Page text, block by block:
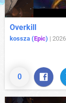
0
Overkill
kossza (Epic) |